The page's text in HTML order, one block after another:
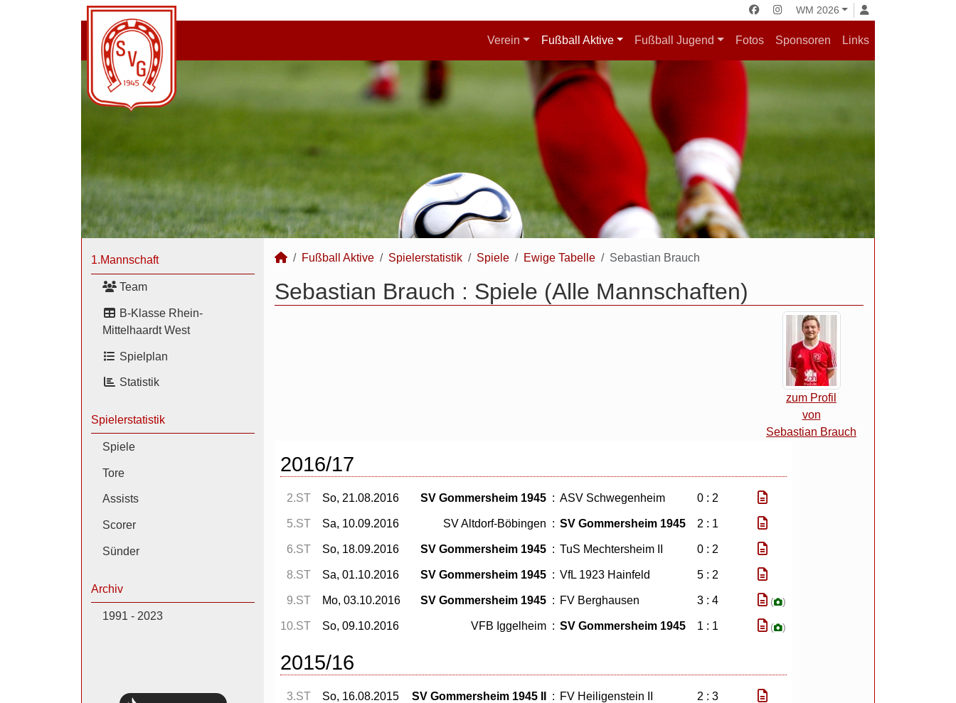
WM 2026
Verein Fußball Aktive Fußball Jugend Fotos Sponsoren Links
1.Mannschaft
Team
B-Klasse Rhein-
Mittelhaardt West
Spielplan
Statistik
Spielerstatistik
Spiele
Tore
Assists
Scorer
Sünder
Archiv
1991 - 2023
Fußball Aktive Spielerstatistik Spiele Ewige Tabelle Sebastian Brauch
Sebastian Brauch : Spiele (Alle Mannschaften)
zum Profil
von
Sebastian Brauch
2016/17
2.ST So, 21.08.2016 SV Gommersheim 1945 : ASV Schwegenheim 0 : 2
5.ST Sa, 10.09.2016 SV Altdorf-Böbingen : SV Gommersheim 1945 2 : 1
6.ST So, 18.09.2016 SV Gommersheim 1945 : TuS Mechtersheim II 0 : 2
8.ST Sa, 01.10.2016 SV Gommersheim 1945 : VfL 1923 Hainfeld 5 : 2
9.ST Mo, 03.10.2016 SV Gommersheim 1945 : FV Berghausen 3 : 4 ( )
10.ST So, 09.10.2016 VFB Iggelheim : SV Gommersheim 1945 1 : 1 ( )
2015/16
3.ST So, 16.08.2015 SV Gommersheim 1945 II : FV Heiligenstein II 2 : 3